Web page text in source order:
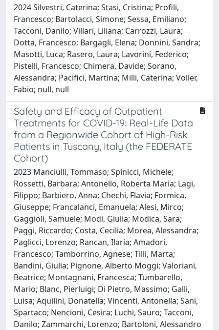
2024 Silvestri, Caterina; Stasi, Cristina; Profili,
Francesco; Bartolacci, Simone; Sessa, Emiliano;
Tacconi, Danilo; Villari, Liliana; Carrozzi, Laura;
Dotta, Francesco; Bargagli, Elena; Donnini, Sandra;
Masotti, Luca; Rasero, Laura; Lavorini, Federico;
Pistelli, Francesco; Chimera, Davide; Sorano,
Alessandra; Pacifici, Martina; Milli, Caterina; Voller,
Fabio; null, null
Safety and Efficacy of Outpatient
Treatments for COVID-19: Real-Life Data
from a Regionwide Cohort of High-Risk
Patients in Tuscany, Italy (the FEDERATE
Cohort)
2023 Manciulli, Tommaso; Spinicci, Michele;
Rossetti, Barbara; Antonello, Roberta Maria; Lagi,
Filippo; Barbiero, Anna; Chechi, Flavia; Formica,
Giuseppe; Francalanci, Emanuela; Alesi, Mirco;
Gaggioli, Samuele; Modi, Giulia; Modica, Sara;
Paggi, Riccardo; Costa, Cecilia; Morea, Alessandra;
Paglicci, Lorenzo; Rancan, Ilaria; Amadori,
Francesco; Tamborrino, Agnese; Tilli, Marta;
Bandini, Giulia; Pignone, Alberto Moggi; Valoriani,
Beatrice; Montagnani, Francesca; Tumbarello,
Mario; Blanc, Pierluigi; Di Pietro, Massimo; Galli,
Luisa; Aquilini, Donatella; Vincenti, Antonella; Sani,
Spartaco; Nencioni, Cesira; Luchi, Sauro; Tacconi,
Danilo; Zammarchi, Lorenzo; Bartoloni, Alessandro